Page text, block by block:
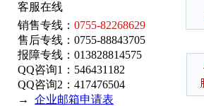
客服在线
销售专线： 0755-82268629
售后专线：0755-88843705
报障专线：013828814575
QQ咨询1：546431182
QQ咨询2：417476504
→ 企业邮箱申请表